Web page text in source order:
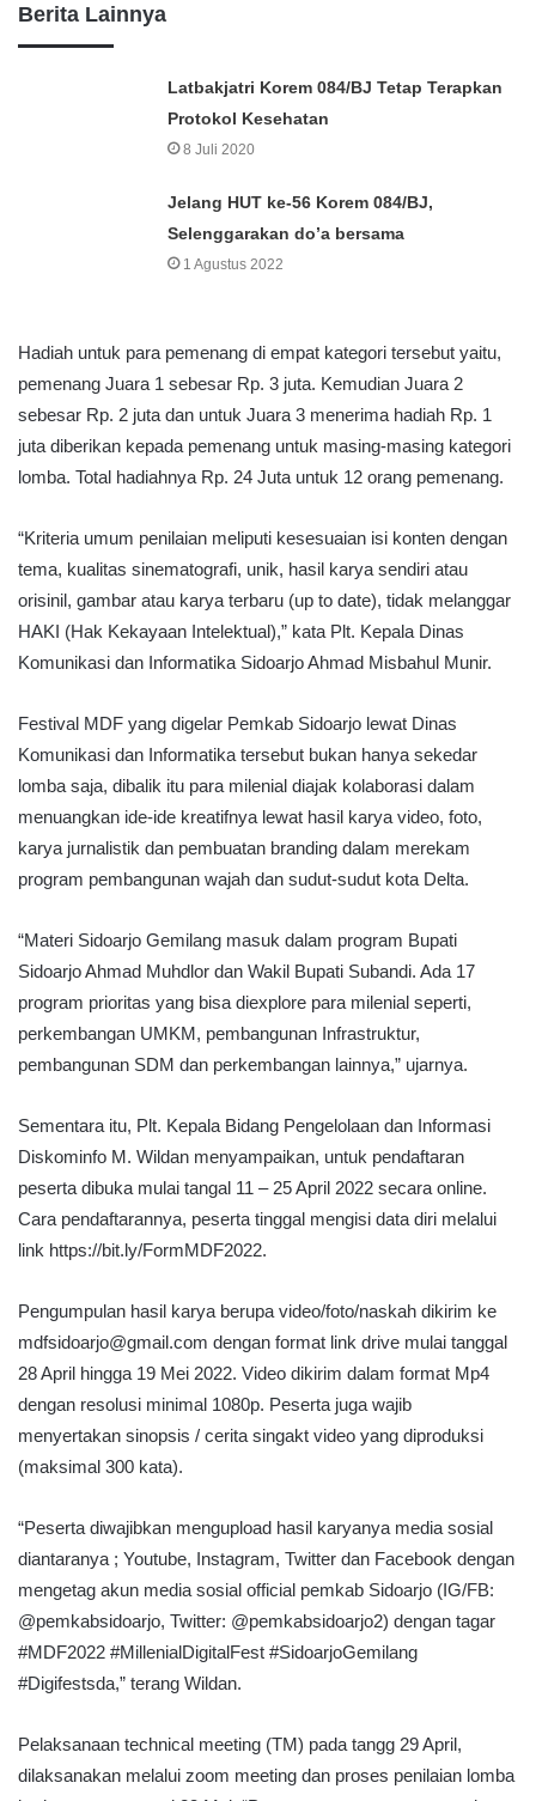
Berita Lainnya
Latbakjatri Korem 084/BJ Tetap Terapkan
Protokol Kesehatan
8 Juli 2020
Jelang HUT ke-56 Korem 084/BJ,
Selenggarakan do’a bersama
1 Agustus 2022
Hadiah untuk para pemenang di empat kategori tersebut yaitu,
pemenang Juara 1 sebesar Rp. 3 juta. Kemudian Juara 2
sebesar Rp. 2 juta dan untuk Juara 3 menerima hadiah Rp. 1
juta diberikan kepada pemenang untuk masing-masing kategori
lomba. Total hadiahnya Rp. 24 Juta untuk 12 orang pemenang.
“Kriteria umum penilaian meliputi kesesuaian isi konten dengan
tema, kualitas sinematografi, unik, hasil karya sendiri atau
orisinil, gambar atau karya terbaru (up to date), tidak melanggar
HAKI (Hak Kekayaan Intelektual),” kata Plt. Kepala Dinas
Komunikasi dan Informatika Sidoarjo Ahmad Misbahul Munir.
Festival MDF yang digelar Pemkab Sidoarjo lewat Dinas
Komunikasi dan Informatika tersebut bukan hanya sekedar
lomba saja, dibalik itu para milenial diajak kolaborasi dalam
menuangkan ide-ide kreatifnya lewat hasil karya video, foto,
karya jurnalistik dan pembuatan branding dalam merekam
program pembangunan wajah dan sudut-sudut kota Delta.
“Materi Sidoarjo Gemilang masuk dalam program Bupati
Sidoarjo Ahmad Muhdlor dan Wakil Bupati Subandi. Ada 17
program prioritas yang bisa diexplore para milenial seperti,
perkembangan UMKM, pembangunan Infrastruktur,
pembangunan SDM dan perkembangan lainnya,” ujarnya.
Sementara itu, Plt. Kepala Bidang Pengelolaan dan Informasi
Diskominfo M. Wildan menyampaikan, untuk pendaftaran
peserta dibuka mulai tangal 11 – 25 April 2022 secara online.
Cara pendaftarannya, peserta tinggal mengisi data diri melalui
link https://bit.ly/FormMDF2022.
Pengumpulan hasil karya berupa video/foto/naskah dikirim ke
mdfsidoarjo@gmail.com dengan format link drive mulai tanggal
28 April hingga 19 Mei 2022. Video dikirim dalam format Mp4
dengan resolusi minimal 1080p. Peserta juga wajib
menyertakan sinopsis / cerita singakt video yang diproduksi
(maksimal 300 kata).
“Peserta diwajibkan mengupload hasil karyanya media sosial
diantaranya ; Youtube, Instagram, Twitter dan Facebook dengan
mengetag akun media sosial official pemkab Sidoarjo (IG/FB:
@pemkabsidoarjo, Twitter: @pemkabsidoarjo2) dengan tagar
#MDF2022 #MillenialDigitalFest #SidoarjoGemilang
#Digifestsda,” terang Wildan.
Pelaksanaan technical meeting (TM) pada tangg 29 April,
dilaksanakan melalui zoom meeting dan proses penilaian lomba